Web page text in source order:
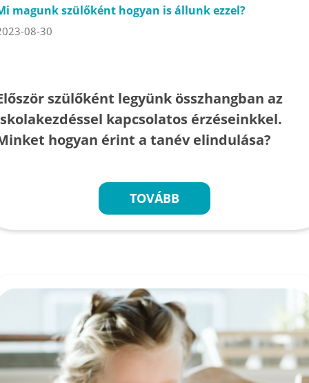
magunk szülőként hogyan is állunk ezzel?
08-30
szülőként legyünk összhangban az
kapcsolatos érzéseinkkel.
hogyan érint a tanév elindulása?
TOVÁBB